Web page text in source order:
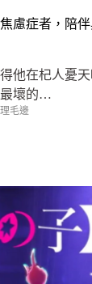
慮症者，陪
他在杞人憂
最壞的…
毛邊